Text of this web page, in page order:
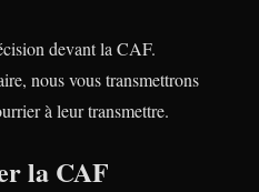
devant la CAF.
nous vous transmettrons
à leur transmettre.
la CAF